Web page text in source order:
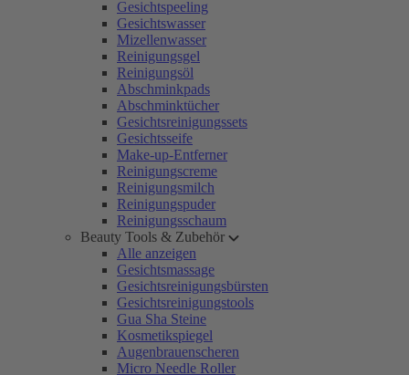
Gesichtspeeling
Gesichtswasser
Mizellenwasser
Reinigungsgel
Reinigungsöl
Abschminkpads
Abschminktücher
Gesichtsreinigungssets
Gesichtsseife
Make-up-Entferner
Reinigungscreme
Reinigungsmilch
Reinigungspuder
Reinigungsschaum
Beauty Tools & Zubehör
Alle anzeigen
Gesichtsmassage
Gesichtsreinigungsbürsten
Gesichtsreinigungstools
Gua Sha Steine
Kosmetikspiegel
Augenbrauenscheren
Micro Needle Roller